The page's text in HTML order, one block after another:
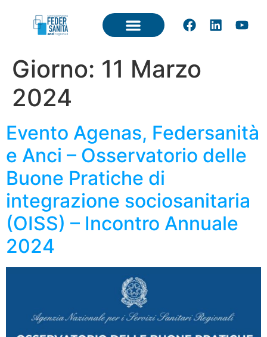
Giorno: 11 Marzo
2024
Evento Agenas, Federsanità
e Anci – Osservatorio delle
Buone Pratiche di
integrazione sociosanitaria
(OISS) – Incontro Annuale
2024